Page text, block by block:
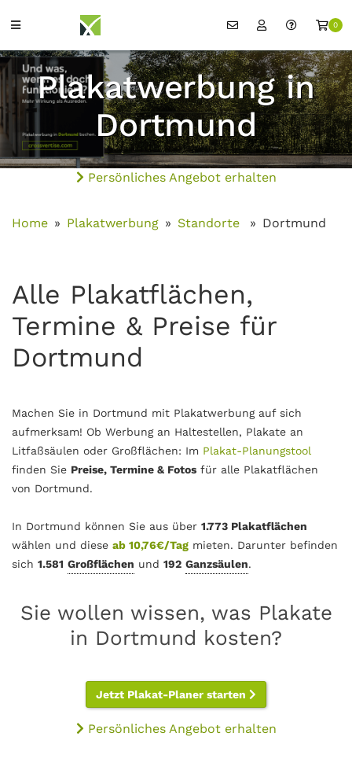
0
Plakatwerbung in
Dortmund
Persönliches Angebot erhalten
Home Plakatwerbung Standorte Dortmund
Alle Plakatflächen,
Termine & Preise für
Dortmund
Machen Sie in Dortmund mit Plakatwerbung auf sich
aufmerksam! Ob Werbung an Haltestellen, Plakate an
Litfaßsäulen oder Großflächen: Im Plakat-Planungstool
finden Sie Preise, Termine & Fotos für alle Plakatflächen
von Dortmund.
In Dortmund können Sie aus über 1.773 Plakatflächen
wählen und diese ab 10,76€/Tag mieten. Darunter befinden
sich 1.581 Großflächen und 192 Ganzsäulen.
Sie wollen wissen, was Plakate
in Dortmund kosten?
Jetzt Plakat-Planer starten
Persönliches Angebot erhalten